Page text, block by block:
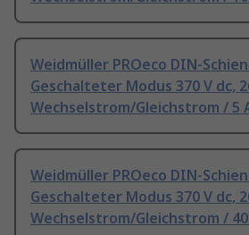
Weidmüller PROeco DIN-
Geschalteter Modus 370 V dc,
Wechselstrom/Gleichstrom / 5
Weidmüller PROeco DIN-
Geschalteter Modus 370 V dc,
Wechselstrom/Gleichstrom / 40